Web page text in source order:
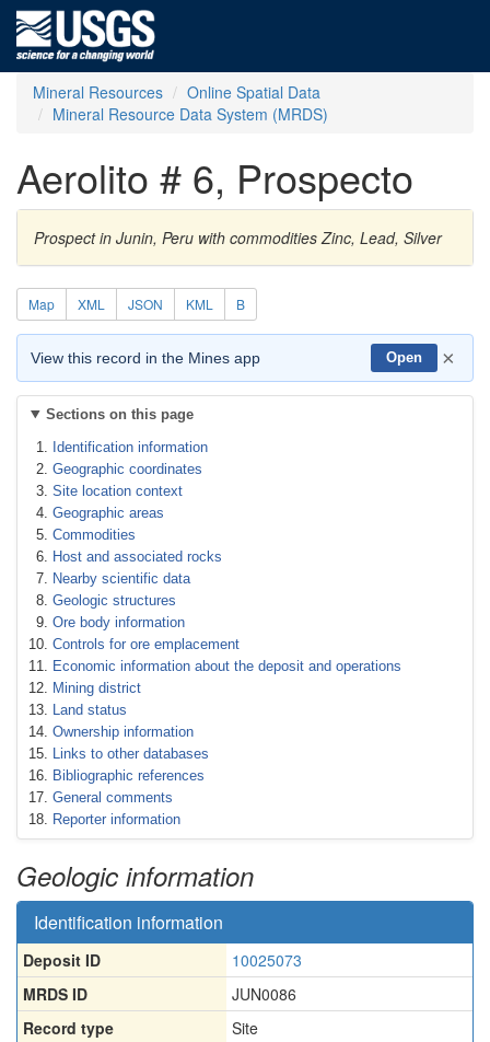
Mineral Resources
Online Spatial Data
Mineral Resource Data System (MRDS)
Aerolito # 6, Prospecto
Prospect in Junin, Peru with commodities Zinc, Lead, Silver
Map XML JSON KML B
View this record in the Mines app Open ×
Sections on this page
Identification information
Geographic coordinates
Site location context
Geographic areas
Commodities
Host and associated rocks
Nearby scientific data
Geologic structures
Ore body information
Controls for ore emplacement
Economic information about the deposit and operations
Mining district
Land status
Ownership information
Links to other databases
Bibliographic references
General comments
Reporter information
Geologic information
Identification information
Deposit ID
10025073
MRDS ID
JUN0086
Record type
Site